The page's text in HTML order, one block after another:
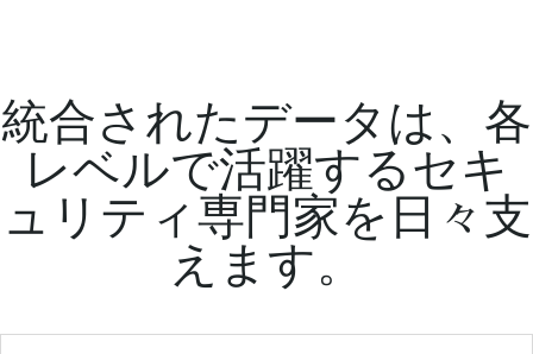
統合されたデータは、各
レベルで活躍するセキ
ュリティ専門家を日々支
えます。